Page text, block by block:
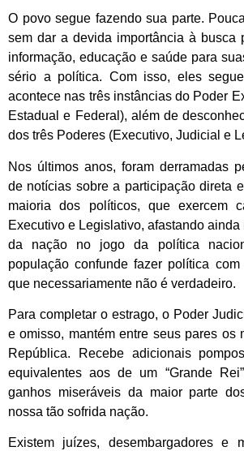
O povo segue fazendo sua parte.
sem dar a devida importância à busca
informação, educação e saúde para
sério a política. Com isso, eles
acontece nas três instâncias do Poder
Estadual e Federal), além de
dos três Poderes (Executivo, Judicial e
Nos últimos anos, foram derramadas
de notícias sobre a participação direta
maioria dos políticos, que exercem
Executivo e Legislativo, afastando
da nação no jogo da política
população confunde fazer política
que necessariamente não é verdadeiro.
Para completar o estrago, o Poder
e omisso, mantém entre seus pares os
República. Recebe adicionais
equivalentes aos de um “Grande
ganhos miseráveis da maior parte
nossa tão sofrida nação.
Existem juízes, desembargadores e